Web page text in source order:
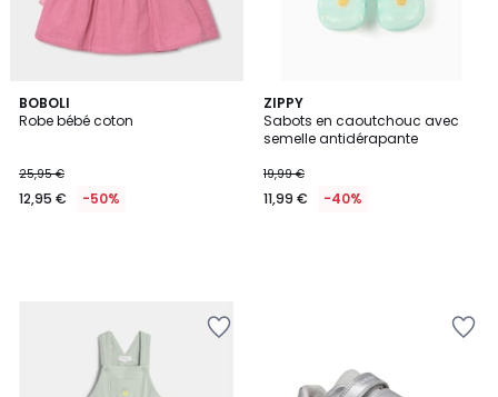
BOBOLI
Robe bébé coton
25,95 €
12,95 € -50%
ZIPPY
Sabots en caoutchouc avec
semelle antidérapante
19,99 €
11,99 € -40%